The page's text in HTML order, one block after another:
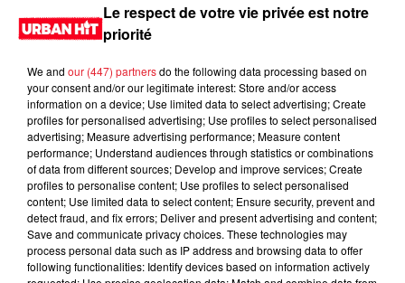
FOLA & Victony - golibe
Le respect de votre vie privée est notre
priorité
We and our (447) partnersdo the following data processing based on
your consent and/or our legitimate interest: Store and/or access
information on a device; Use limited data to select advertising; Create
profiles for personalised advertising; Use profiles to select personalised
advertising; Measure advertising performance; Measure content
performance; Understand audiences through statistics or combinations
of data from different sources; Develop and improve services; Create
profiles to personalise content; Use profiles to select personalised
content; Use limited data to select content; Ensure security, prevent and
detect fraud, and fix errors; Deliver and present advertising and content;
Save and communicate privacy choices. These technologies may
process personal data such as IP address and browsing data to offer
following functionalities: Identify devices based on information actively